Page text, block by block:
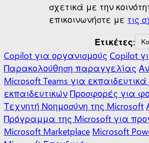
σχετικά με την
επικοινωνήστε με τις
Ετικέτες:
Copilot για οργανισμούς Copilot
Παρακολούθηση παραγγελίας
Microsoft Teams για
εκπαιδευτικών Προσφορές για
Τεχνητή Νοημοσύνη της Microsoft
Πρόγραμμα της Microsoft για
Microsoft Marketplace Microsoft